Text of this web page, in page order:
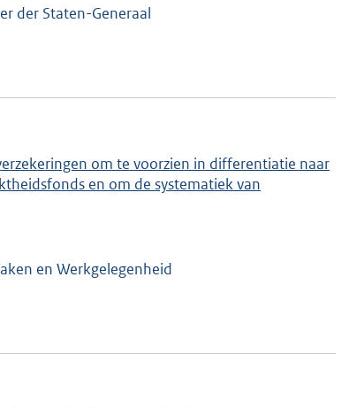
der Staten-Generaal
om te voorzien in differentiatie naar
en om de systematiek van
en Werkgelegenheid